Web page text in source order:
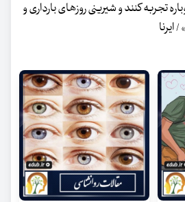
تجربه کنند و شیرینی روزهای بارداری و
ایرنا